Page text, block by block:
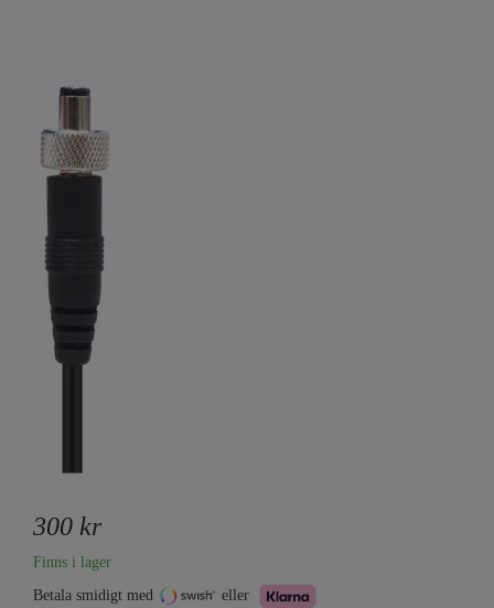
300 kr
Finns i lager
Betala smidigt med
eller